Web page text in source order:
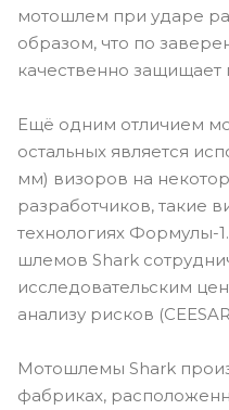
мотошлем при ударе
образом, что по
качественно защищает
Ещё одним отличием
остальных является
мм) визоров на
разработчиков, такие
технологиях Формулы-
шлемов Shark
исследовательским
анализу рисков
Мотошлемы Shark
фабриках,